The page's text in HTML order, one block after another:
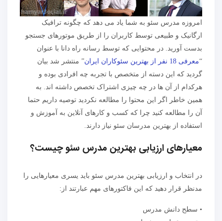
امروزه مدرس سئو به شما یاد می دهد که چگونه ترافیک
ارگانیک و طبیعی توسط کاربران را از طریق موتورهای جستجو
بدست آورید. در محتوایی که توسط رسانه راه دانا با عنوان
“معرفی 18 نفر از بهترین سئوکاران ایران
” منتشر شد بیان
گردید که این دسته از متخصص با تجربه چه افرادی بوده و
هرکدام از آن ها در چه چیزی اشتراک تخصص داشته اند. به
همین خاطر اگر این محتوا را مطالعه نکردید توصیه داریم حتما
آن را مطالعه کنید چرا که کسب و کارهای آنلاین به آموزش و
استفاده از بهترین مدرسان سئو نیاز دارند.
معیارهای ارزیابی بهترین مدرس سئو چیست؟
در انتخاب و ارزیابی بهترین مدرس سئو باید یسری معیارهایی را
مدنظر قرار دهید که این فاکتورهای مهم عبارتند از:
• سطح دانش مدرس